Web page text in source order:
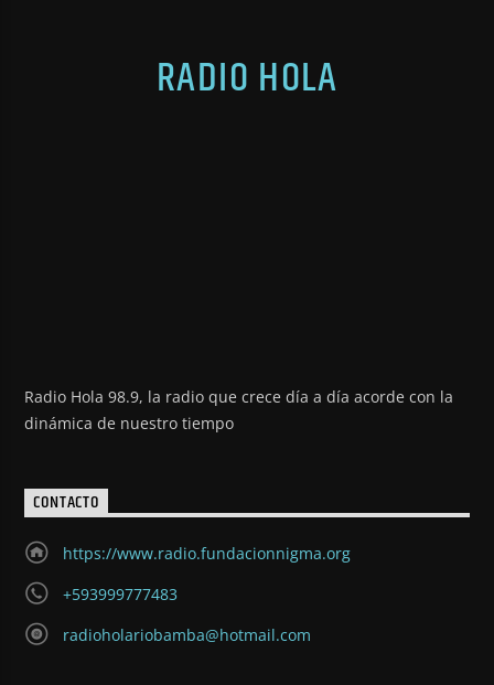
RADIO HOLA
Radio Hola 98.9, la radio que crece día a día acorde con la
dinámica de nuestro tiempo
CONTACTO
https://www.radio.fundacionnigma.org
+593999777483
radioholariobamba@hotmail.com